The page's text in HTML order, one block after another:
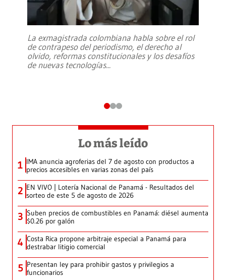
La exmagistrada colombiana habla sobre el rol
de contrapeso del periodismo, el derecho al
olvido, reformas constitucionales y los desafíos
de nuevas tecnologías...
Lo más leído
1 IMA anuncia agroferias del 7 de agosto con productos a
precios accesibles en varias zonas del país
2 EN VIVO | Lotería Nacional de Panamá - Resultados del
sorteo de este 5 de agosto de 2026
3 Suben precios de combustibles en Panamá: diésel aumenta
$0.26 por galón
4 Costa Rica propone arbitraje especial a Panamá para
destrabar litigio comercial
5 Presentan ley para prohibir gastos y privilegios a
funcionarios